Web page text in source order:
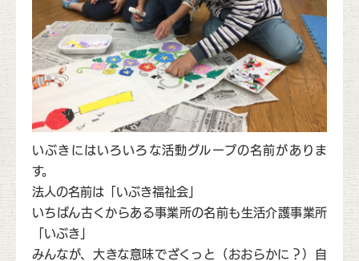
いぶきにはいろいろな活動グループの名前がありま
す。
法人の名前は「いぶき福祉会」
いちばん古くからある事業所の名前も生活介護事業所
「いぶき」
みんなが、大きな意味でざくっと（おおらかに？）自